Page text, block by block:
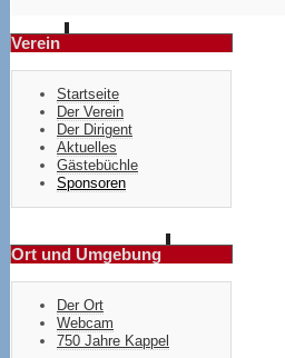
Verein
Startseite
Der Verein
Der Dirigent
Aktuelles
Gästebüchle
Sponsoren
Ort und Umgebung
Der Ort
Webcam
750 Jahre Kappel